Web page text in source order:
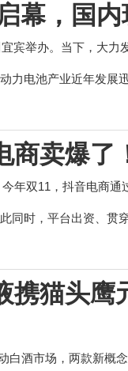
幕，国
宾举办。当下，大
力电池产业近年发展
商卖爆了
年双11，抖音电商
同时，平台出资、贯
携猫头鹰
白酒市场，两款新